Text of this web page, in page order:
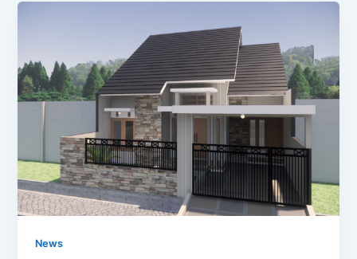
News